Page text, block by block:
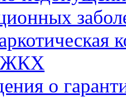
ЖКХ
о